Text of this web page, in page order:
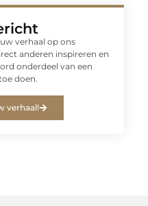
verhaal op ons
anderen inspireren en
onderdeel van een
doen.
verhaal!